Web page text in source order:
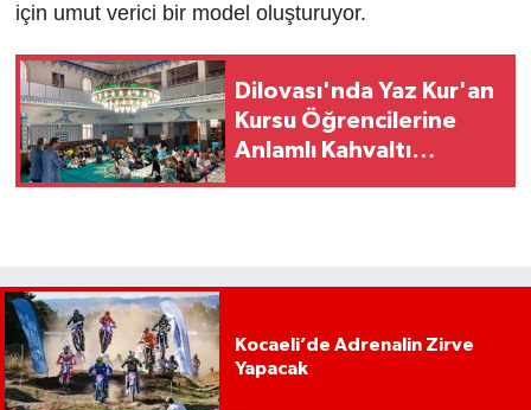
için umut verici bir model oluşturuyor.
Dilovası'nda Yaz Kur'an
Kursu Öğrencilerine
Anlamlı Kahvaltı
Kocaeli’de Adrenalin Zirve
Yapacak